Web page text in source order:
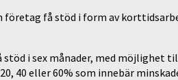
företag få stöd i form av
stöd i sex månader, med
40 eller 60% som innebär